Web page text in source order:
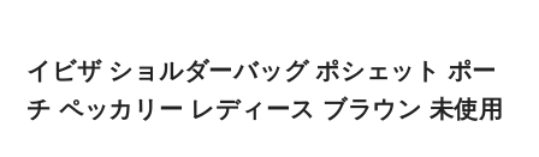
イビザ ショルダーバッグ ポシェット ポー
チ ペッカリー レディース ブラウン 未使用